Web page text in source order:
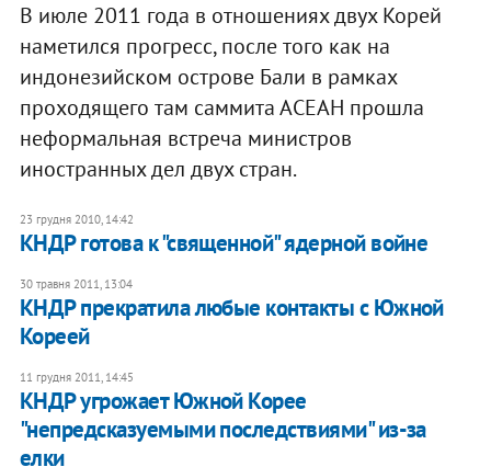
В июле 2011 года в отношениях двух Корей
наметился прогресс, после того как на
индонезийском острове Бали в рамках
проходящего там саммита АСЕАН прошла
неформальная встреча министров
иностранных дел двух стран.
23 грудня 2010, 14:42
КНДР готова к "священной" ядерной войне
30 травня 2011, 13:04
КНДР прекратила любые контакты с Южной
Кореей
11 грудня 2011, 14:45
КНДР угрожает Южной Корее
"непредсказуемыми последствиями" из-за
елки